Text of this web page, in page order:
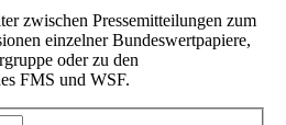
zwischen Pressemitteilungen zum
einzelner Bundeswertpapiere,
oder zu den
FMS und WSF.